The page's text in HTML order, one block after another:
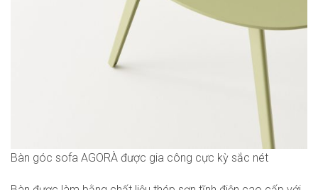
Bàn góc sofa AGORÀ được gia công cực kỳ sắc nét